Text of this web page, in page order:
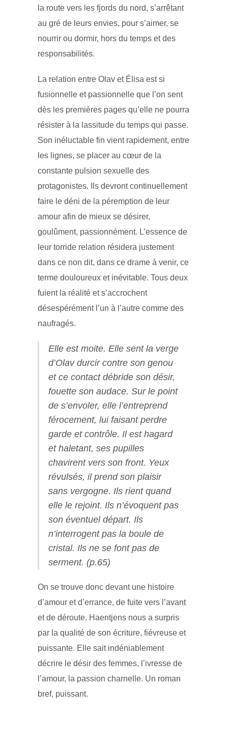
la route vers les fjords du nord, s’arrêtant
au gré de leurs envies, pour s’aimer, se
nourrir ou dormir, hors du temps et des
responsabilités.
La relation entre Olav et Élisa est si
fusionnelle et passionnelle que l’on sent
dès les premières pages qu’elle ne pourra
résister à la lassitude du temps qui passe.
Son inéluctable fin vient rapidement, entre
les lignes, se placer au cœur de la
constante pulsion sexuelle des
protagonistes. Ils devront continuellement
faire le déni de la péremption de leur
amour afin de mieux se désirer,
goulûment, passionnément. L’essence de
leur torride relation résidera justement
dans ce non dit, dans ce drame à venir, ce
terme douloureux et inévitable. Tous deux
fuient la réalité et s’accrochent
désespérément l’un à l’autre comme des
naufragés.
Elle est moite. Elle sent la verge
d’Olav durcir contre son genou
et ce contact débride son désir,
fouette son audace. Sur le point
de s’envoler, elle l’entreprend
férocement, lui faisant perdre
garde et contrôle. Il est hagard
et haletant, ses pupilles
chavirent vers son front. Yeux
révulsés, il prend son plaisir
sans vergogne. Ils rient quand
elle le rejoint. Ils n’évoquent pas
son éventuel départ. Ils
n’interrogent pas la boule de
cristal. Ils ne se font pas de
serment. (p.65)
On se trouve donc devant une histoire
d’amour et d’errance, de fuite vers l’avant
et de déroute. Haentjens nous a surpris
par la qualité de son écriture, fiévreuse et
puissante. Elle sait indéniablement
décrire le désir des femmes, l’ivresse de
l’amour, la passion charnelle. Un roman
bref, puissant.